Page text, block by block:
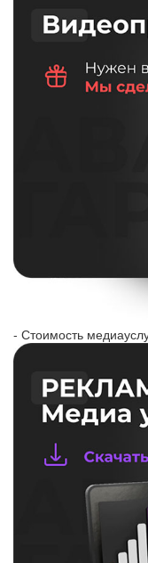
- Стоимость